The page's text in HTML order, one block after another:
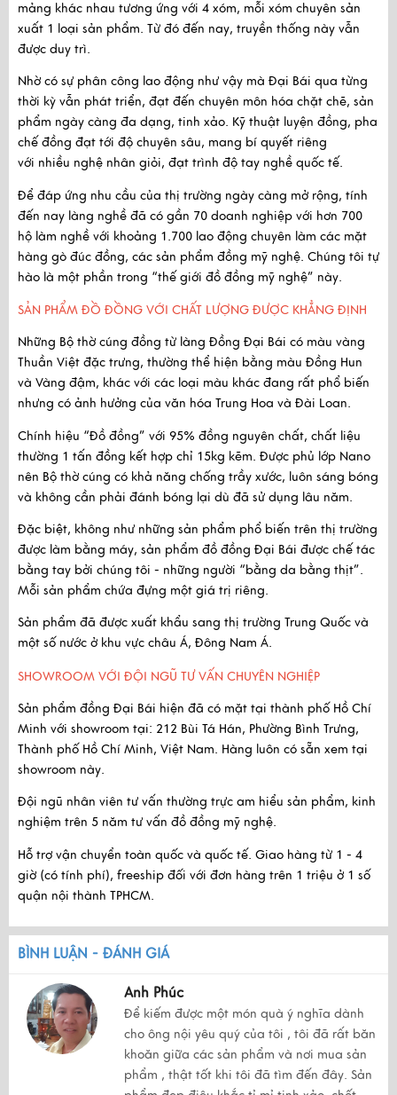
mảng khác nhau tương ứng với 4 xóm, mỗi xóm chuyên sản
xuất 1 loại sản phẩm. Từ đó đến nay, truyền thống này vẫn
được duy trì.
Nhờ có sự phân công lao động như vậy mà Đại Bái qua từng
thời kỳ vẫn phát triển, đạt đến chuyên môn hóa chặt chẽ, sản
phẩm ngày càng đa dạng, tinh xảo. Kỹ thuật luyện đồng, pha
chế đồng đạt tới độ chuyên sâu, mang bí quyết riêng
với nhiều nghệ nhân giỏi, đạt trình độ tay nghề quốc tế.
Để đáp ứng nhu cầu của thị trường ngày càng mở rộng, tính
đến nay làng nghề đã có gần 70 doanh nghiệp với hơn 700
hộ làm nghề với khoảng 1.700 lao động chuyên làm các mặt
hàng gò đúc đồng, các sản phẩm đồng mỹ nghệ. Chúng tôi tự
hào là một phần trong “thế giới đồ đồng mỹ nghệ” này.
SẢN PHẨM ĐỒ ĐỒNG VỚI CHẤT LƯỢNG ĐƯỢC KHẲNG ĐỊNH
Những Bộ thờ cúng đồng từ làng Đồng Đại Bái có màu vàng
Thuần Việt đặc trưng, thường thể hiện bằng màu Đồng Hun
và Vàng đậm, khác với các loại màu khác đang rất phổ biến
nhưng có ảnh hưởng của văn hóa Trung Hoa và Đài Loan.
Chính hiệu “Đồ đồng” với 95% đồng nguyên chất, chất liệu
thường 1 tấn đồng kết hợp chỉ 15kg kẽm. Được phủ lớp Nano
nên Bộ thờ cúng có khả năng chống trầy xước, luôn sáng bóng
và không cần phải đánh bóng lại dù đã sử dụng lâu năm.
Đặc biệt, không như những sản phẩm phổ biến trên thị trường
được làm bằng máy, sản phẩm đồ đồng Đại Bái được chế tác
bằng tay bởi chúng tôi - những người “bằng da bằng thịt”.
Mỗi sản phẩm chứa đựng một giá trị riêng.
Sản phẩm đã được xuất khẩu sang thị trường Trung Quốc và
một số nước ở khu vực châu Á, Đông Nam Á.
SHOWROOM VỚI ĐỘI NGŨ TƯ VẤN CHUYÊN NGHIỆP
Sản phẩm đồng Đại Bái hiện đã có mặt tại thành phố Hồ Chí
Minh với showroom tại: 212 Bùi Tá Hán, Phường Bình Trưng,
Thành phố Hồ Chí Minh, Việt Nam. Hàng luôn có sẵn xem tại
showroom này.
Đội ngũ nhân viên tư vấn thường trực am hiểu sản phẩm, kinh
nghiệm trên 5 năm tư vấn đồ đồng mỹ nghệ.
Hỗ trợ vận chuyển toàn quốc và quốc tế. Giao hàng từ 1 - 4
giờ (có tính phí), freeship đối với đơn hàng trên 1 triệu ở 1 số
quận nội thành TPHCM.
BÌNH LUẬN - ĐÁNH GIÁ
Anh Phúc
Để kiếm được một món quà ý nghĩa dành
cho ông nội yêu quý của tôi , tôi đã rất băn
khoăn giữa các sản phẩm và nơi mua sản
phẩm , thật tốt khi tôi đã tìm đến đây. Sản